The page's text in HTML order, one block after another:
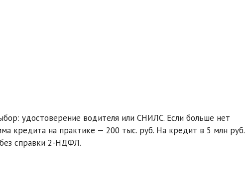
удостоверение водителя или СНИЛС. Если больше нет
кредита на практике — 200 тыс. руб. На кредит в 5 млн руб.
справки 2-НДФЛ.